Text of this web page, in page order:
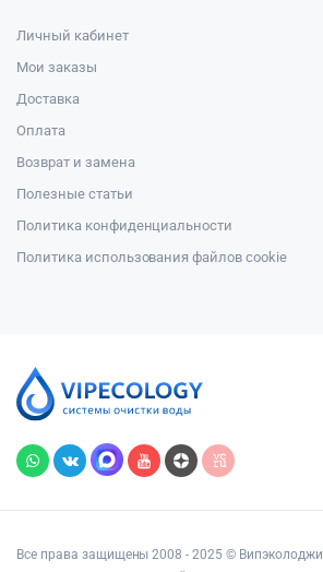
Личный кабинет
Мои заказы
Доставка
Оплата
Возврат и замена
Полезные статьи
Политика конфиденциальности
Политика использования файлов cookie
Все права защищены 2008 - 2025 © Випэколоджи